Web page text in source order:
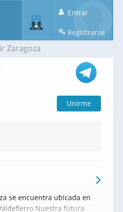
Entrar
Registrarse
Zaragoza
Unirme
se encuentra ubicada en
futura